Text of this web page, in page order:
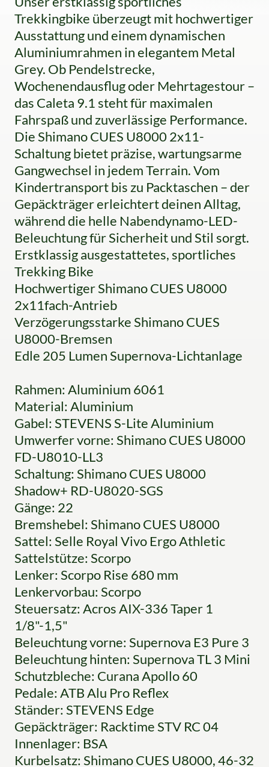
Trekkingbike überzeugt mit hochwertiger
Ausstattung und einem dynamischen
Aluminiumrahmen in elegantem Metal
Grey. Ob Pendelstrecke,
Wochenendausflug oder Mehrtagestour –
das Caleta 9.1 steht für maximalen
Fahrspaß und zuverlässige Performance.
Die Shimano CUES U8000 2x11-
Schaltung bietet präzise, wartungsarme
Gangwechsel in jedem Terrain. Vom
Kindertransport bis zu Packtaschen – der
Gepäckträger erleichtert deinen Alltag,
während die helle Nabendynamo-LED-
Beleuchtung für Sicherheit und Stil sorgt.
Erstklassig ausgestattetes, sportliches
Trekking Bike
Hochwertiger Shimano CUES U8000
2x11fach-Antrieb
Verzögerungsstarke Shimano CUES
U8000-Bremsen
Edle 205 Lumen Supernova-Lichtanlage
Rahmen: Aluminium 6061
Material: Aluminium
Gabel: STEVENS S-Lite Aluminium
Umwerfer vorne: Shimano CUES U8000
FD-U8010-LL3
Schaltung: Shimano CUES U8000
Shadow+ RD-U8020-SGS
Gänge: 22
Bremshebel: Shimano CUES U8000
Sattel: Selle Royal Vivo Ergo Athletic
Sattelstütze: Scorpo
Lenker: Scorpo Rise 680 mm
Lenkervorbau: Scorpo
Steuersatz: Acros AIX-336 Taper 1
1/8"-1,5"
Beleuchtung vorne: Supernova E3 Pure 3
Beleuchtung hinten: Supernova TL 3 Mini
Schutzbleche: Curana Apollo 60
Pedale: ATB Alu Pro Reflex
Ständer: STEVENS Edge
Gepäckträger: Racktime STV RC 04
Innenlager: BSA
Kurbelsatz: Shimano CUES U8000, 46-32